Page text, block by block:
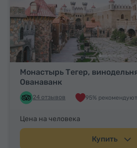
Монастырь Тегер,
Ованаванк
24 отзывов 95% рекомендуют
Цена на человека
Купить